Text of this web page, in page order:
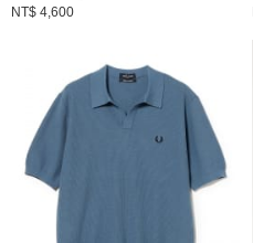
NT$ 4,600